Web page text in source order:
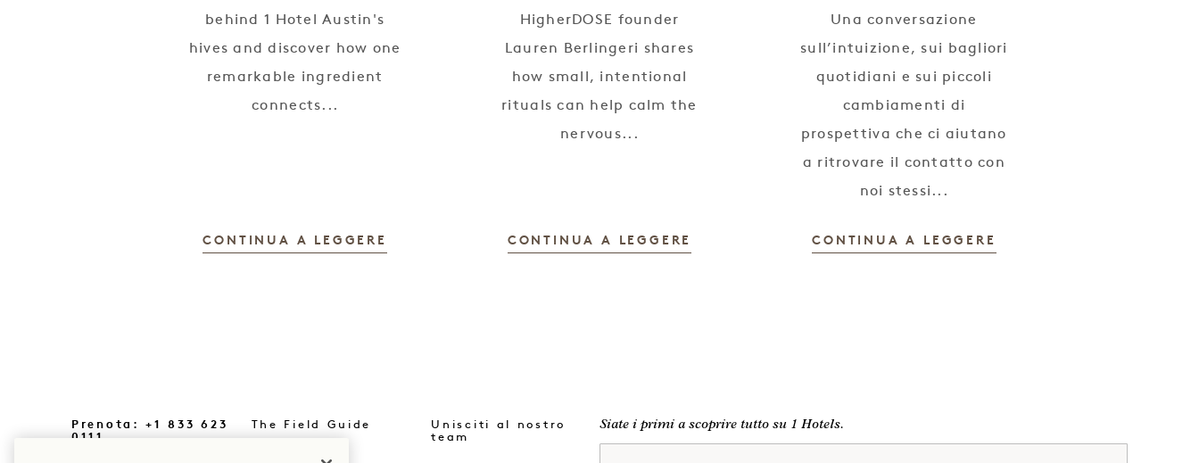
behind 1 Hotel Austin's
hives and discover how one
remarkable ingredient
connects...
CONTINUA A LEGGERE
HigherDOSE founder
Lauren Berlingeri shares
how small, intentional
rituals can help calm the
nervous...
CONTINUA A LEGGERE
Una conversazione
sull’intuizione, sui bagliori
quotidiani e sui piccoli
cambiamenti di
prospettiva che ci aiutano
a ritrovare il contatto con
noi stessi...
CONTINUA A LEGGERE
Prenota: +1 833 623
0111
The Field Guide
Unisciti al nostro
team
Siate i primi a scoprire tutto su 1 Hotels.